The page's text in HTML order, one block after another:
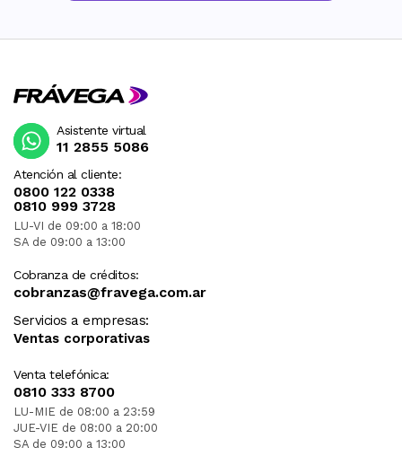
Atención al cliente:
0800 122 0338
0810 999 3728
LU-VI de 09:00 a 18:00
SA de 09:00 a 13:00
Cobranza de créditos:
cobranzas@fravega.com.ar
Servicios a empresas:
Ventas corporativas
Venta telefónica:
0810 333 8700
LU-MIE de 08:00 a 23:59
JUE-VIE de 08:00 a 20:00
SA de 09:00 a 13:00
Asistente virtual
11 2855 5086